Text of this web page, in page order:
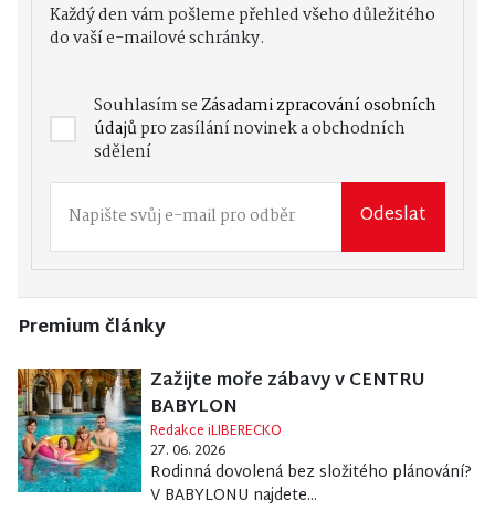
Každý den vám pošleme přehled všeho důležitého
do vaší e-mailové schránky.
Souhlasím seZásadami zpracování osobních
údajůpro zasílání novinek a obchodních
sdělení
Odeslat
Premium články
Zažijte moře zábavy v CENTRU
BABYLON
Redakce iLIBERECKO
27. 06. 2026
Rodinná dovolená bez složitého plánování?
V BABYLONU najdete...